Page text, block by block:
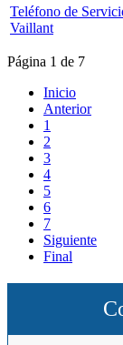
Teléfono de
Vaillant
Página 1 de 7
Inicio
Anterior
1
2
3
4
5
6
7
Siguiente
Final